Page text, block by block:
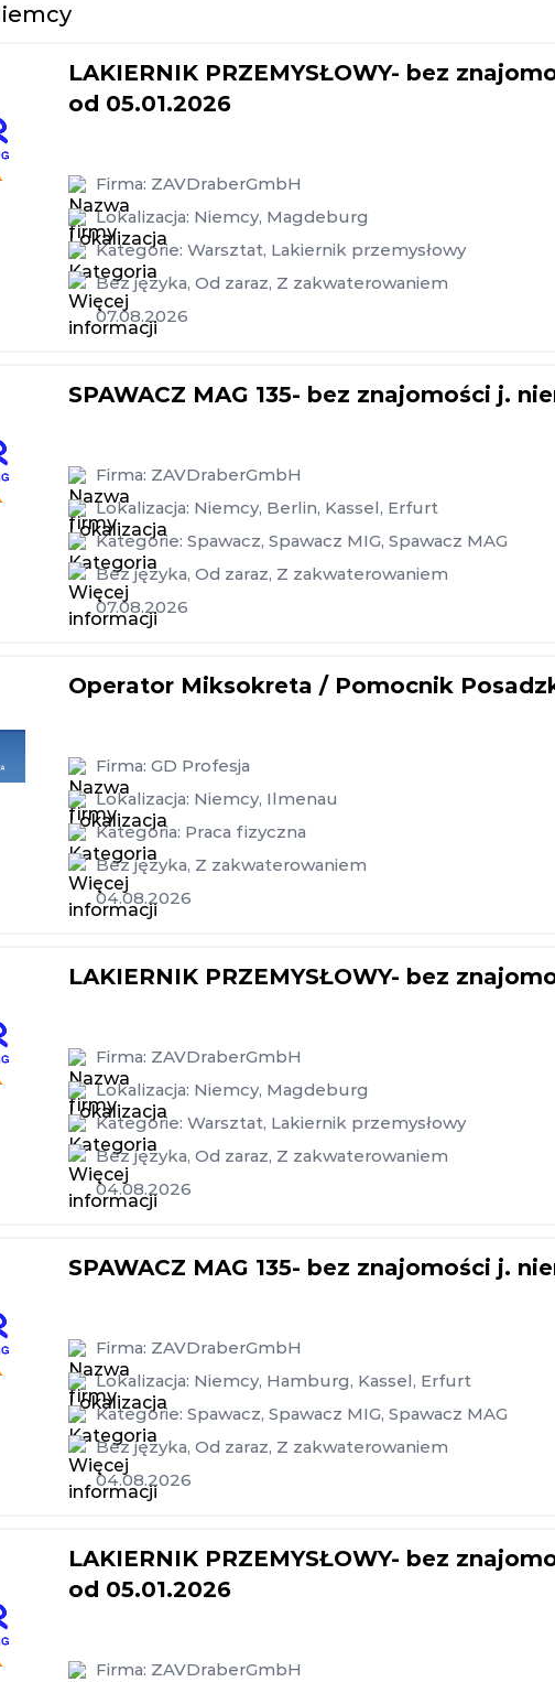
LAKIERNIK PRZEMYSŁOWY- bez
od 05.01.2026
Firma: ZAVDraberGmbH
Lokalizacja: Niemcy, Magdeburg
Kategorie: Warsztat, Lakiernik przemysłowy
Bez języka, Od zaraz, Z zakwaterowaniem
07.08.2026
SPAWACZ MAG 135- bez znajomości j.
Firma: ZAVDraberGmbH
Lokalizacja: Niemcy, Berlin, Kassel, Erfurt
Kategorie: Spawacz, Spawacz MIG, Spawacz MAG
Bez języka, Od zaraz, Z zakwaterowaniem
07.08.2026
Operator Miksokreta / Pomocnik
Firma: GD Profesja
Lokalizacja: Niemcy, Ilmenau
Kategoria: Praca fizyczna
Bez języka, Z zakwaterowaniem
04.08.2026
LAKIERNIK PRZEMYSŁOWY- bez
Firma: ZAVDraberGmbH
Lokalizacja: Niemcy, Magdeburg
Kategorie: Warsztat, Lakiernik przemysłowy
Bez języka, Od zaraz, Z zakwaterowaniem
04.08.2026
SPAWACZ MAG 135- bez znajomości j.
Firma: ZAVDraberGmbH
Lokalizacja: Niemcy, Hamburg, Kassel, Erfurt
Kategorie: Spawacz, Spawacz MIG, Spawacz MAG
Bez języka, Od zaraz, Z zakwaterowaniem
04.08.2026
LAKIERNIK PRZEMYSŁOWY- bez
od 05.01.2026
Firma: ZAVDraberGmbH